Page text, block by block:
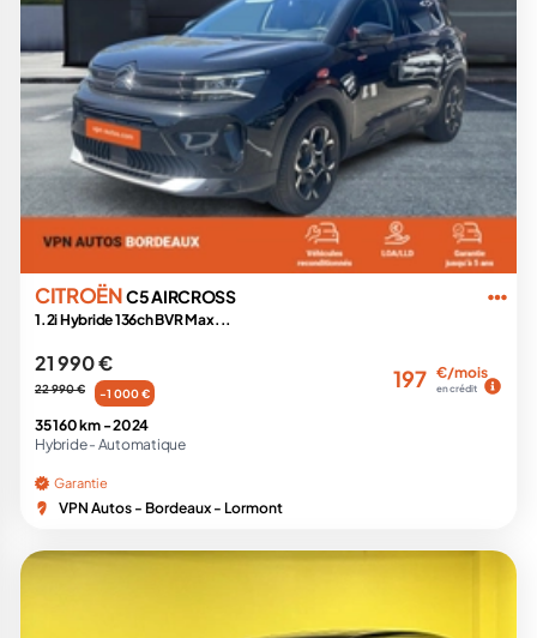
CITROËNC5 AIRCROSS
1.2i Hybride 136ch BVR Max...
21 990 €
22 990 € -1 000 €
197 €/mois
en crédit
35 160 km -2024
Hybride - Automatique
Garantie
VPN Autos - Bordeaux - Lormont